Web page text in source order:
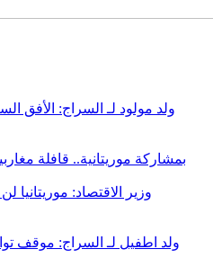
ولد مولود لـ السراج: الأفق
بمشاركة موريتانية.. قافلة
وزير الاقتصاد: موريتانيا
ولد اطفيل لـ السراج: موقف